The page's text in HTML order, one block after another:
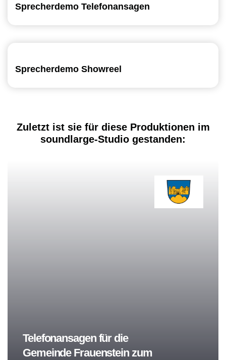
Sprecherdemo Telefonansagen
Sprecherdemo Showreel
Zuletzt ist sie für diese Produktionen im
soundlarge-Studio gestanden:
Telefonansagen für die
Gemeinde Frauenstein zum